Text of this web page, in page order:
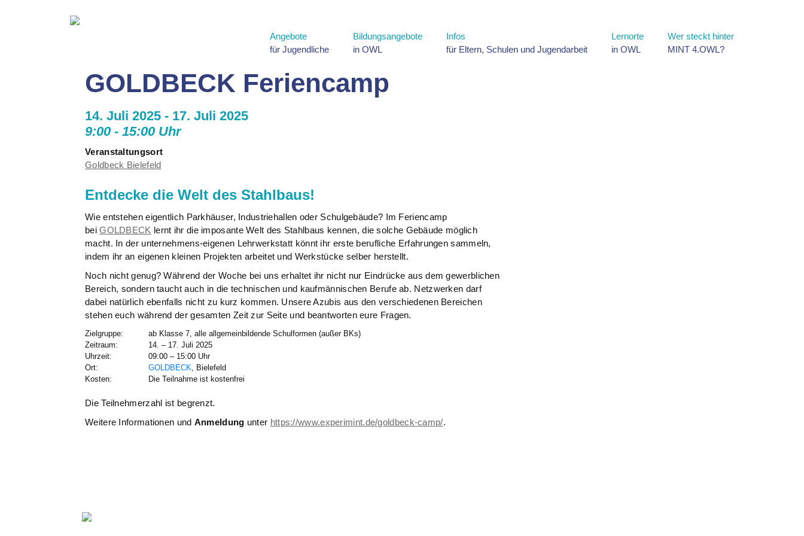
Angebote
für Jugendliche
Bildungsangebote
in OWL
Infos
für Eltern, Schulen und Jugendarbeit
Lernorte
in OWL
Wer steckt hinter
MINT 4.OWL?
GOLDBECK Feriencamp
14. Juli 2025 - 17. Juli 2025
9:00 - 15:00 Uhr
Veranstaltungsort
Goldbeck Bielefeld
Entdecke die Welt des Stahlbaus!
Wie entstehen eigentlich Parkhäuser, Industriehallen oder Schulgebäude? Im Feriencamp
beiGOLDBECK lernt ihr die imposante Welt des Stahlbaus kennen, die solche Gebäude möglich
macht. In der unternehmens-eigenen Lehrwerkstatt könnt ihr erste berufliche Erfahrungen sammeln,
indem ihr an eigenen kleinen Projekten arbeitet und Werkstücke selber herstellt.
Noch nicht genug? Während der Woche bei uns erhaltet ihr nicht nur Eindrücke aus dem gewerblichen
Bereich, sondern taucht auch in die technischen und kaufmännischen Berufe ab. Netzwerken darf
dabei natürlich ebenfalls nicht zu kurz kommen. Unsere Azubis aus den verschiedenen Bereichen
stehen euch während der gesamten Zeit zur Seite und beantworten eure Fragen.
Zielgruppe:
ab Klasse 7, alle allgemeinbildende Schulformen (außer BKs)
Zeitraum:
14. – 17. Juli 2025
Uhrzeit:
09:00 – 15:00 Uhr
Ort: GOLDBECK, Bielefeld
Kosten: Die Teilnahme ist kostenfrei
Die Teilnehmerzahl ist begrenzt.
Weitere Informationen und Anmeldung unter https://www.experimint.de/goldbeck-camp/.